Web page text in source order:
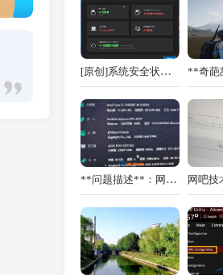
[原创]系统安全状态检测工具 v1.0 - 精准检测 TPM / UEFI / 安全启动 / 虚拟化 [原创首发]
**问题描述**：网吧部分配置相同的客户机运行《三角洲行动》时，帧数始终无法突破80帧，严重影响游戏体验。